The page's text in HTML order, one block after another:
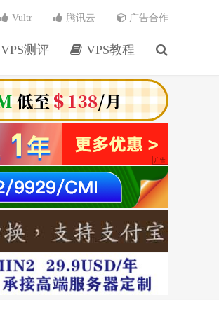
VPS测评 VPS教程
Vultr 腾讯云 广告合作